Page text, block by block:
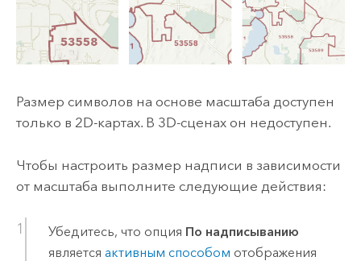
Размер символов на основе масштаба доступен
только в 2D-картах. В 3D-сценах он недоступен.
Чтобы настроить размер надписи в зависимости
от масштаба выполните следующие действия:
Убедитесь, что опция По надписыванию
является активным способом отображения